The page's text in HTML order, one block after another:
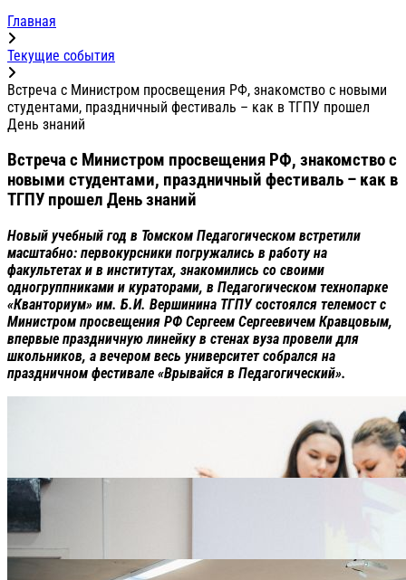
Главная
Текущие события
Встреча с Министром просвещения РФ, знакомство с новыми
студентами, праздничный фестиваль – как в ТГПУ прошел
День знаний
Встреча с Министром просвещения РФ, знакомство с
новыми студентами, праздничный фестиваль – как в
ТГПУ прошел День знаний
Новый учебный год в Томском Педагогическом встретили
масштабно: первокурсники погружались в работу на
факультетах и в институтах, знакомились со своими
одногруппниками и кураторами, в Педагогическом технопарке
«Кванториум» им. Б.И. Вершинина ТГПУ состоялся телемост с
Министром просвещения РФ Сергеем Сергеевичем Кравцовым,
впервые праздничную линейку в стенах вуза провели для
школьников, а вечером весь университет собрался на
праздничном фестивале «Врывайся в Педагогический».